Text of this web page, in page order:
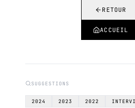
RETOUR
ACCUEIL
SUGGESTIONS
2024 2023 2022